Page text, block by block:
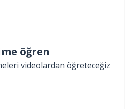
öğren
videolardan öğreteceğiz